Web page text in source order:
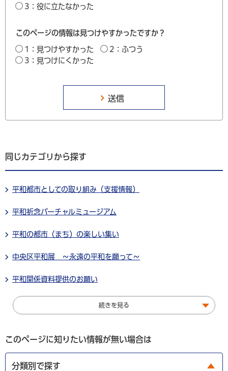
3：役に立たなかった
このページの情報は見つけやすかったですか？
1：見つけやすかった
2：ふつう
3：見つけにくかった
同じカテゴリから探す
平和都市としての取り組み（支援情報）
平和祈念バーチャルミュージアム
平和の都市（まち）の楽しい集い
中央区平和展 ～永遠の平和を願って～
平和関係資料提供のお願い
続きを見る
このページに知りたい情報が無い場合は
分類別で探す